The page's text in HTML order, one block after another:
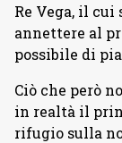
Re Vega, il cui
annettere al
possibile di
Ciò che però
in realtà il
rifugio sulla